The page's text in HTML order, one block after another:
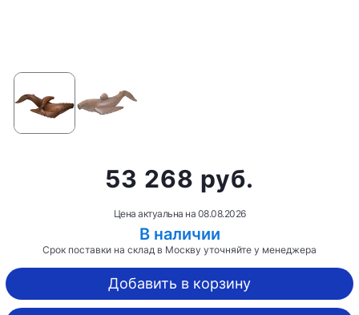
53 268 руб.
Цена актуальна на 08.08.2026
В наличии
Срок поставки на склад в Москву уточняйте у менеджера
Добавить в корзину